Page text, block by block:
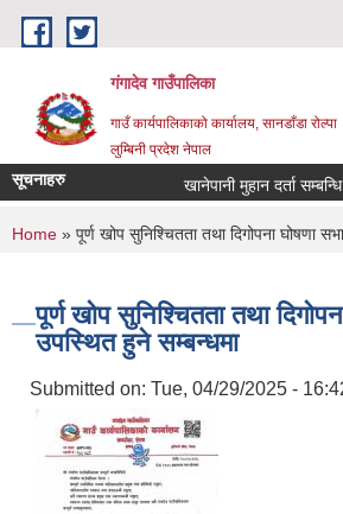
Skip to main content
गंगादेव गाउँपालिका
गाउँ कार्यपालिकाको कार्यालय, सानडाँडा रोल्पा
लुम्बिनी प्रदेश नेपाल
सूचनाहरु खानेपानी मुहान दर्ता सम्बन्धि
You are here
Home » पूर्ण खोप सुनिश्चितता तथा दिगोपना घोषणा
पूर्ण खोप सुनिश्चितता तथा
उपस्थित हुने सम्बन्धमा
Submitted on: Tue, 04/29/2025 -